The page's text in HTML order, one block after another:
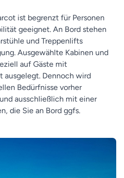
ist begrenzt für Personen
geeignet. An Bord stehen
und Treppenlifts
Ausgewählte Kabinen und
auf Gäste mit
ausgelegt. Dennoch wird
Bedürfnisse vorher
ausschließlich mit einer
die Sie an Bord ggfs.